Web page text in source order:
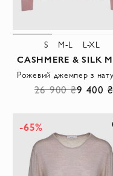
S M-L L-XL
26 900 ₴9 400 ₴
-65%